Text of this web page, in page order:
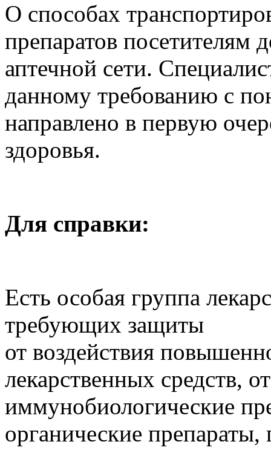
О способах
препаратов посетителям
аптечной сети.
данному требованию с
направлено в первую
здоровья.
Для справки:
Есть особая группа
требующих защиты
от воздействия
лекарственных средств,
иммунобиологические
органические